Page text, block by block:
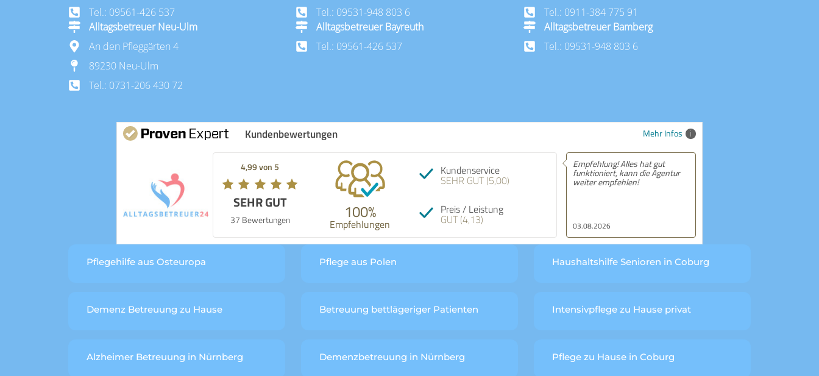
Tel.: 09561-426 537
Tel.: 09531-948 803 6
Tel.: 0911-384 775 91
Alltagsbetreuer Neu-Ulm
An den Pfleggärten 4
89230 Neu-Ulm
Tel.: 0731-206 430 72
Alltagsbetreuer Bayreuth
Tel.: 09561-426 537
Alltagsbetreuer Bamberg
Tel.: 09531-948 803 6
Mehr Infos
Kundenbewertungen
4,99 von 5
SEHR GUT
37 Bewertungen 100%
Empfehlungen
Kundenservice
SEHR GUT (5,00)
Preis / Leistung
GUT (4,13) 03.08.2026
Empfehlung! Alles hat gut
funktioniert, kann die Agentur
weiter empfehlen!
lief unkompliziert und ohne viel
Pflegehilfe aus Osteuropa Pflege aus Polen Haushaltshilfe Senioren in Coburg
Demenz Betreuung zu Hause Betreuung bettlägeriger Patienten Intensivpflege zu Hause privat
Alzheimer Betreuung in Nürnberg Demenzbetreuung in Nürnberg Pflege zu Hause in Coburg